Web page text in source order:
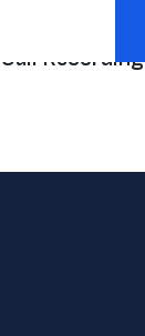
Recording